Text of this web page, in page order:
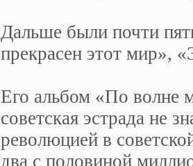
Дальше были почти
прекрасен этот мир»,
Его альбом «По волне
советская эстрада не
революцией в
два с половиной